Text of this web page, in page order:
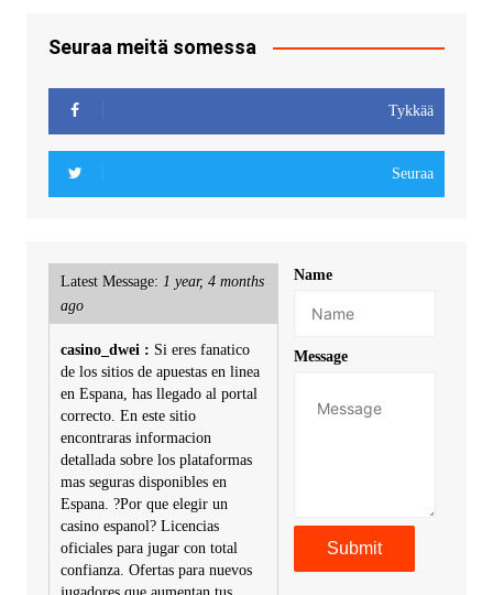
Seuraa meitä somessa
Tykkää
Seuraa
Latest Message: 1 year, 4 months
ago
casino_dwei : Si eres fanatico
de los sitios de apuestas en linea
en Espana, has llegado al portal
correcto. En este sitio
encontraras informacion
detallada sobre los plataformas
mas seguras disponibles en
Espana. ?Por que elegir un
casino espanol? Licencias
oficiales para jugar con total
confianza. Ofertas para nuevos
Name
Message